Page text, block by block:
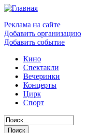
Реклама на сайте
Добавить организацию
Добавить событие
Кино
Спектакли
Вечеринки
Концерты
Цирк
Спорт